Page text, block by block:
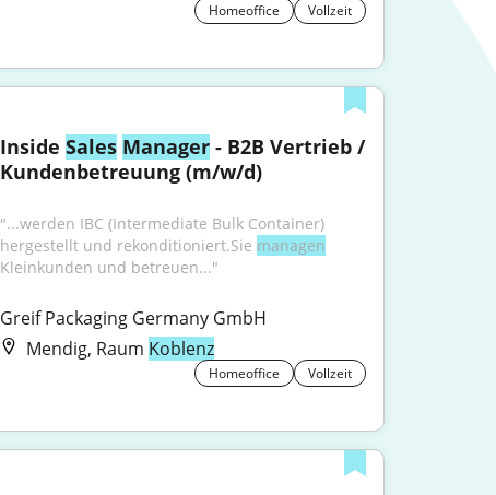
Homeoffice Vollzeit
Inside Sales Manager - B2B Vertrieb /
Kundenbetreuung (m/w/d)
"...werden IBC (Intermediate Bulk Container)
hergestellt und rekonditioniert.Sie managen
Kleinkunden und betreuen..."
Greif Packaging Germany GmbH
Mendig, Raum Koblenz
Homeoffice Vollzeit